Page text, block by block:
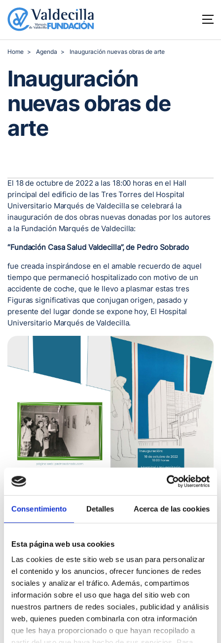
Consentimiento Detalles Acerca de las cookies
Esta página web usa cookies
Las cookies de este sitio web se usan para personalizar
el contenido y los anuncios, ofrecer funciones de redes
sociales y analizar el tráfico. Además, compartimos
información sobre el uso que haga del sitio web con
nuestros partners de redes sociales, publicidad y análisis
web, quienes pueden combinarla con otra información
que les haya proporcionado o que hayan recopilado a
Home Agenda Inauguración nuevas obras de arte
Inauguración
nuevas obras de
arte
El 18 de octubre de 2022 a las 18:00 horas en el Hall
principal del edificio de las Tres Torres del Hospital
Universitario Marqués de Valdecilla se celebrará la
inauguración de dos obras nuevas donadas por los autores
a la Fundación Marqués de Valdecilla:
“Fundación Casa Salud Valdecilla”, de Pedro Sobrado
fue creada inspirándose en el amable recuerdo de aquel
tiempo que permaneció hospitalizado con motivo de un
accidente de coche, que le llevo a plasmar estas tres
Figuras significativas que conjugan origen, pasado y
presente del lugar donde se expone hoy, El Hospital
Universitario Marqués de Valdecilla.
“VIDA”, de Guido González Velasco
dedicada a todos los profesionales del Hospital
Universitario Marqués de Valdecilla. Se trata de una
composición que expresa un resumen de la vida; “De la
oscuridad, surge la vida en forma de aguas, que ascienden
para posteriormente descender, creando luz y contenidos”,
para ello ha utilizado materiales arenosos, calizos, pintura